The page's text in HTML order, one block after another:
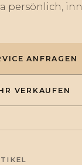
persönlich,
ANFRAGEN
VERKAUFEN